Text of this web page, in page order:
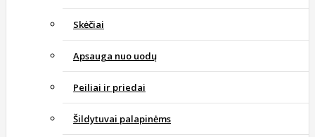
Skėčiai
Apsauga nuo uodų
Peiliai ir priedai
Šildytuvai palapinėms